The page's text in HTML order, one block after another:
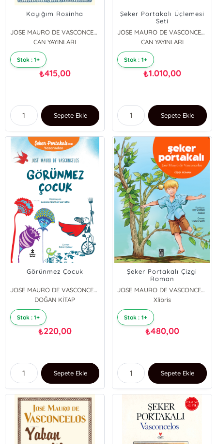
Kayığım Rosinha
JOSE MAURO DE VASCONCELOS
CAN YAYINLARI
Stok : 1+
₺415,00
Sepete Ekle
Şeker Portakalı Üçlemesi
Seti
JOSE MAURO DE VASCONCELOS
CAN YAYINLARI
Stok : 1+
₺1.010,00
Sepete Ekle
Görünmez Çocuk
JOSE MAURO DE VASCONCELOS
DOĞAN KİTAP
Stok : 1+
₺220,00
Sepete Ekle
Şeker Portakalı Çizgi
Roman
JOSE MAURO DE VASCONCELOS
Xlibris
Stok : 1+
₺480,00
Sepete Ekle